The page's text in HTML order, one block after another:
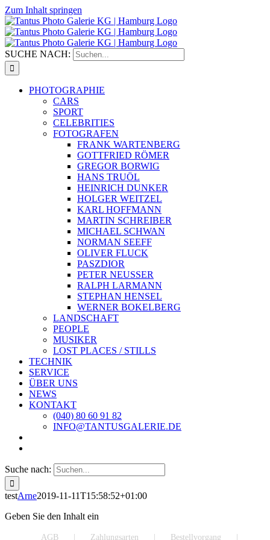
Zum Inhalt springen
SUCHE NACH:
PHOTOGRAPHIE
CARS
SPORT
CELEBRITIES
FOTOGRAFEN
FRANK WARTENBERG
GOTTFRIED RÖMER
GREGOR BORWIG
HANS TRUÖL
HEINRICH DUNKER
HOLGER WEITZEL
KARL HOFFMANN
MARTIN SCHREIBER
MICHAEL SCHWAN
NORMAN SEEFF
OLIVER FLUCK
PASZDIOR
PETER NEUSSER
RALPH LARMANN
STEPHAN HENSEL
WERNER BOKELBERG
LANDSCHAFT
PEOPLE
MUSIKER
LOST PLACES / STILLS
TECHNIK
SERVICE
ÜBER UNS
NEWS
KONTAKT
(040) 80 60 91 82
INFO@TANTUSGALERIE.DE
Suche nach:
testArne2019-11-11T15:58:52+01:00
Geben Sie den Inhalt ein
AGB Zahlungsarten Bestellvorgang